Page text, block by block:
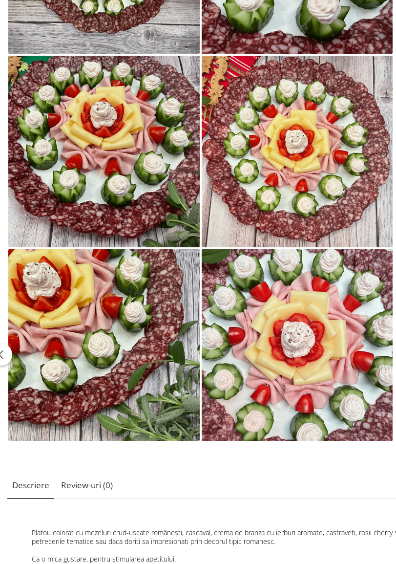
Descriere Review-uri (0)
Platou colorat cu mezeluri crud-uscate românești, cascaval, crema de branza cu ierburi aromate, castraveti, rosii
petrecerile tematice sau daca doriti sa impresionati prin decorul tipic romanesc.
Ca o mica gustare, pentru stimularea apetitului: